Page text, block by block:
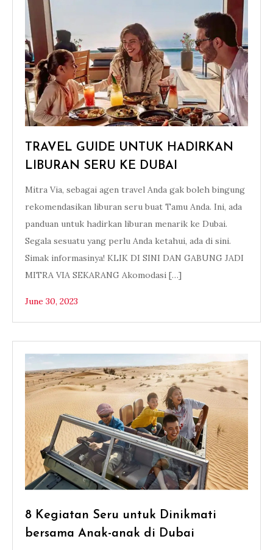
TRAVEL GUIDE UNTUK HADIRKAN
LIBURAN SERU KE DUBAI
Mitra Via, sebagai agen travel Anda gak boleh bingung
rekomendasikan liburan seru buat Tamu Anda. Ini, ada
panduan untuk hadirkan liburan menarik ke Dubai.
Segala sesuatu yang perlu Anda ketahui, ada di sini.
Simak informasinya! KLIK DI SINI DAN GABUNG JADI
MITRA VIA SEKARANG Akomodasi […]
June 30, 2023
8 Kegiatan Seru untuk Dinikmati
bersama Anak-anak di Dubai